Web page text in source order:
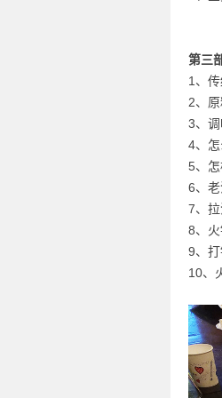
第三
1、
2、
3、
4、
5、
6、
7、
8、
9、
10、